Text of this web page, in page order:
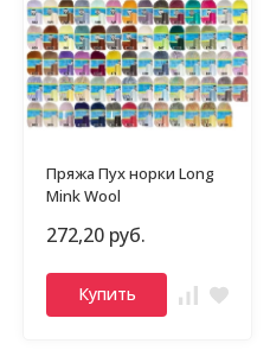
Пряжа Пух норки Long
Mink Wool
272,20 руб.
Купить